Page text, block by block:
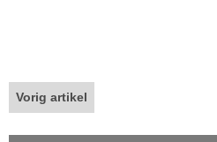
Vorig artikel